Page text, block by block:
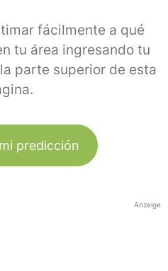
fácilmente a qué
tu área ingresando tu
parte superior de esta
predicción
Anzeige